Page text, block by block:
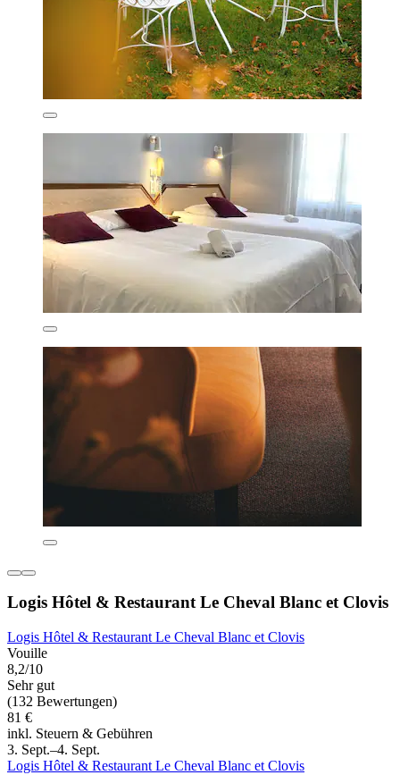
Logis Hôtel & Restaurant Le Cheval Blanc et Clovis
Logis Hôtel & Restaurant Le Cheval Blanc et Clovis
Vouille
8,2/10
Sehr gut
(132 Bewertungen)
81 €
inkl. Steuern & Gebühren
3. Sept.–4. Sept.
Logis Hôtel & Restaurant Le Cheval Blanc et Clovis